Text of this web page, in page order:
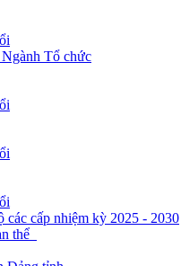
Tổ chức
cấp nhiệm kỳ 2025 - 2030
thể